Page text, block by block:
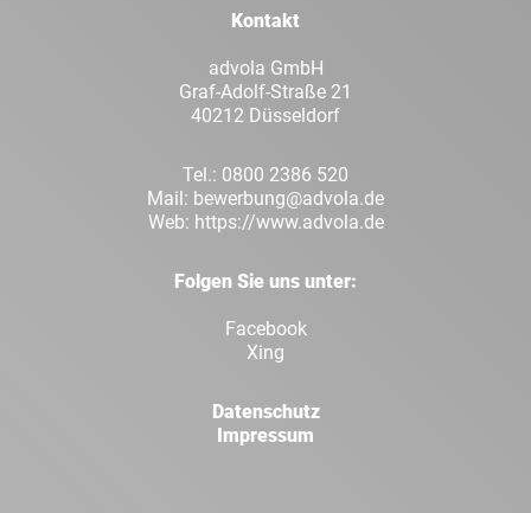
Kontakt
advola GmbH
Graf-Adolf-Straße 21
40212 Düsseldorf
Tel.: 0800 2386 520
Mail: bewerbung@advola.de
Web: https://www.advola.de
Folgen Sie uns unter:
Facebook
Xing
Datenschutz
Impressum